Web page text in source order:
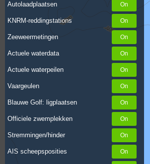
Autolaadplaatsen
KNRM-reddingstations
Zeeweermetingen
Actuele waterdata
Actuele waterpeilen
Vaargeulen
Blauwe Golf: ligplaatsen
Officiele zwemplekken
Stremmingen/hinder
AIS scheepsposities